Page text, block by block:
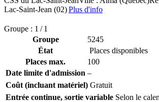
Lac-Saint-Jean (02)Plus d'info
Groupe : 1 / 1
Groupe
5245
État
Places disponibles
Places max.
100
Date limite d'admission –
Coût (incluant matériel) Gratuit
Entrée continue, sortie variable Selon le